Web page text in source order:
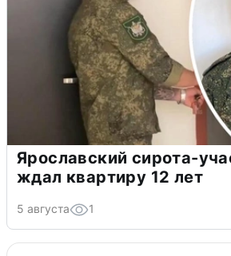
Ярославский сирота-
ждал квартиру 12 лет
5 августа 1